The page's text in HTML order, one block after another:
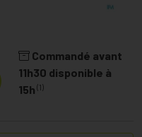
Commandé avant
11h30 disponible à
15h (1)